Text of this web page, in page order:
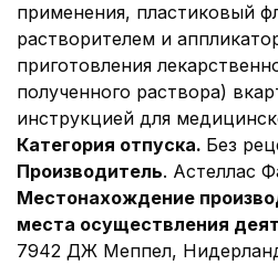
применения, пластиковый
растворителем и
приготовления
полученного раствора) в
инструкцией для
Категория отпуска. Без
Производитель. Астеллас
Местонахождение
места осуществления
7942 ДЖ Меппел,